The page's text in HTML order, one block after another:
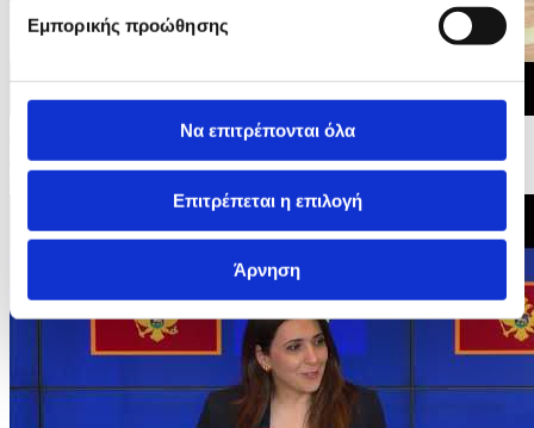
Εμπορικής προώθησης
Να επιτρέπονται όλα
Επιτρέπεται η επιλογή
Άρνηση
Διακυβερνητικές Διασκέψεις της ΕΕ με Μαυροβούνιο,
Ουκρανία και Μολδαβία - Οικογενειακή...